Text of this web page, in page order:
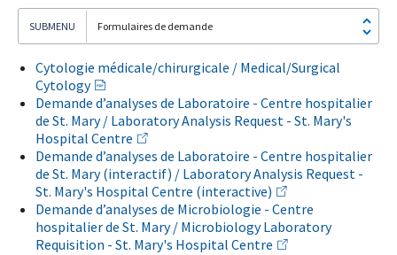
Formulaires de demande
Cytologie médicale/chirurgicale / Medical/Surgical
Cytology
Demande d’analyses de Laboratoire - Centre hospitalier
de St. Mary / Laboratory Analysis Request - St. Mary's
Hospital Centre
Demande d’analyses de Laboratoire - Centre hospitalier
de St. Mary (interactif) / Laboratory Analysis Request -
St. Mary's Hospital Centre (interactive)
Demande d’analyses de Microbiologie - Centre
hospitalier de St. Mary / Microbiology Laboratory
Requisition - St. Mary's Hospital Centre
Je
m'abonne!